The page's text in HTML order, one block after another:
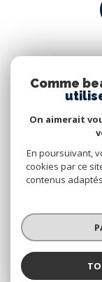
Nos
Comme
On aimerait
En poursuivant,
cookies par ce
contenus